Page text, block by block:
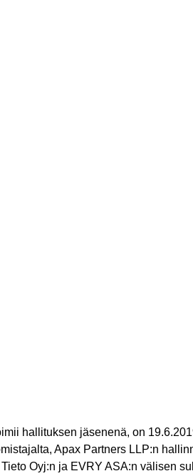
hallituksen jäsenenä, on
Apax Partners LLP:n
Oyj:n ja EVRY ASA:n välisen